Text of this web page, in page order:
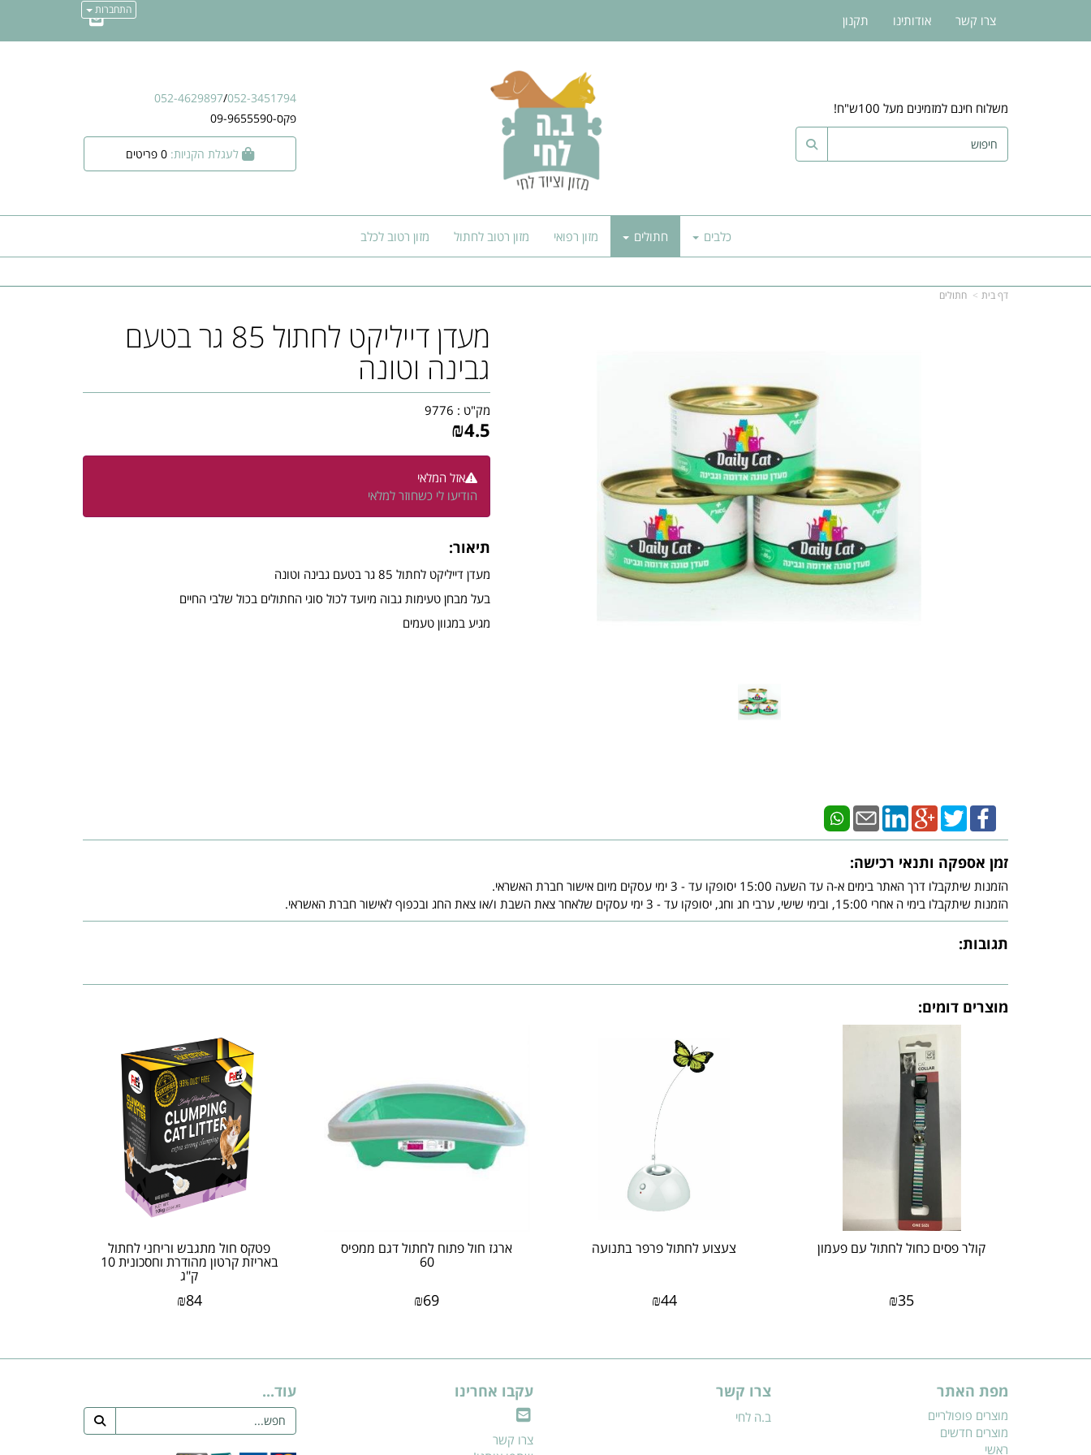
התחברות
משלוח חינם למזמינים מעל 100ש"ח!
052-4629897/052-3451794
פקס-09-9655590
0
כלבים חתולים מזון רפואי מזון רטוב לחתול מזון רטוב לכלב
צרו קשר אודותינו תקנון
דף בית חתולים
מעדן דייליקט לחתול 85 גר בטעם
גבינה וטונה
מק"ט : 9776
₪4.5
אזל המלאי
הודיעו לי כשחוזר למלאי
תיאור:
מעדן דייליקט לחתול 85 גר בטעם גבינה וטונה
בעל מבחן טעימות גבוה מיועד לכול סוגי החתולים בכול שלבי החיים
מגיע במגוון טעמים
זמן אספקה ותנאי רכישה:
הזמנות שיתקבלו דרך האתר בימים א-ה עד השעה 15:00 יסופקו עד - 3 ימי עסקים מיום אישור חברת האשראי.
הזמנות שיתקבלו בימי ה אחרי 15:00, ובימי שישי, ערבי חג וחג, יסופקו עד - 3 ימי עסקים שלאחר צאת השבת ו/או צאת החג ובכפוף לאישור חברת האשראי.
תגובות:
מוצרים דומים:
קולר פסים כחול לחתול עם פעמון
₪35
צעצוע לחתול פרפר בתנועה
₪44
ארגז חול פתוח לחתול דגם ממפיס
60
₪69
פטקס חול מתגבש וריחני לחתול
באריזת קרטון מהודרת וחסכונית 10
ק"ג
₪84
מפת האתר
מוצרים פופולריים
מוצרים חדשים
ראשי
צרו קשר
ב.ה לחי
עקבו אחרינו
צרו קשר
עוד...